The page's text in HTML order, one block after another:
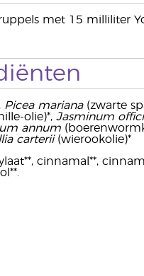
met 15 milliliter
Picea mariana(zwarte
olie)*, Jasminum
annum
carterii (wierookolie)*
cinnamal**,